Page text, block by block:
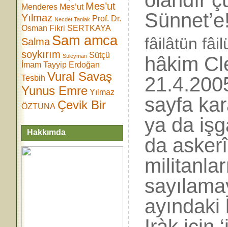
Menderes Mes’ut Mes’ut
Yılmaz Necdet Tanlak Prof. Dr.
Osman Fikri SERTKAYA
Salma Sam amca
soykırım Süleyman Sütçü
İmam Tayyip Erdoğan
Tesbih Vural Savaş
Yunus Emre Yılmaz
ÖZTUNA Çevik Bir
Hakkımda
fâilâtün
hâkim
sayfa
ya da
da
ayındaki